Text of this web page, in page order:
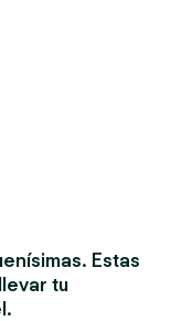
Estas
tu